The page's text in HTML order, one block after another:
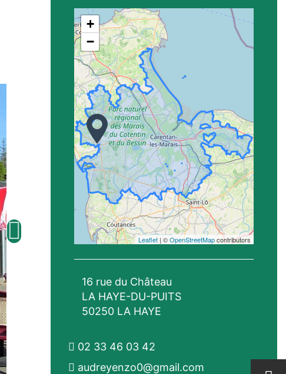
+
−
Leaflet| ©OpenStreetMapcontributors
16 rue du Château
LA HAYE-DU-PUITS
50250 LA HAYE
02 33 46 03 42
audreyenzo0@gmail.com